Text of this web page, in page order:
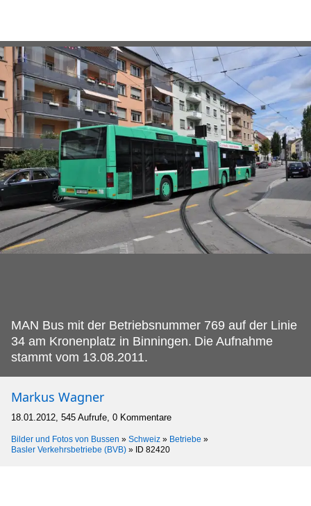
MAN Bus mit der Betriebsnummer 769 auf der Linie
34 am Kronenplatz in Binningen. Die Aufnahme
stammt vom 13.08.2011.
Markus Wagner
18.01.2012, 545 Aufrufe, 0 Kommentare
Bilder und Fotos von Bussen » Schweiz » Betriebe »
Basler Verkehrsbetriebe (BVB) » ID 82420